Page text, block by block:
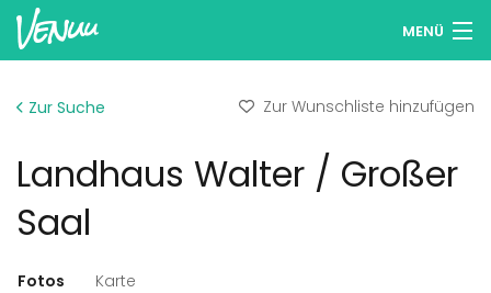
MENÜ
Anmelden
Zur Suche Zur Wunschliste hinzufügen
Landhaus Walter / Großer
Saal
Fotos Karte